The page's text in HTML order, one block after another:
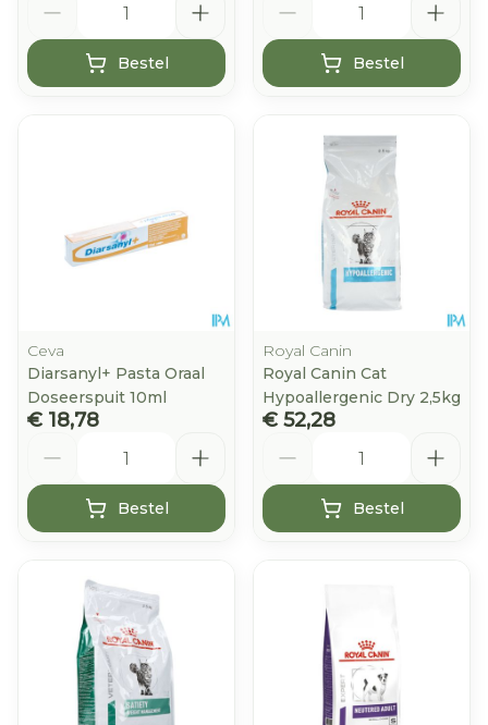
Bestel Bestel
Ceva
Diarsanyl+ Pasta Oraal
Doseerspuit 10ml
€ 18,78
Bestel
Royal Canin
Royal Canin Cat
Hypoallergenic Dry 2,5kg
€ 52,28
Bestel